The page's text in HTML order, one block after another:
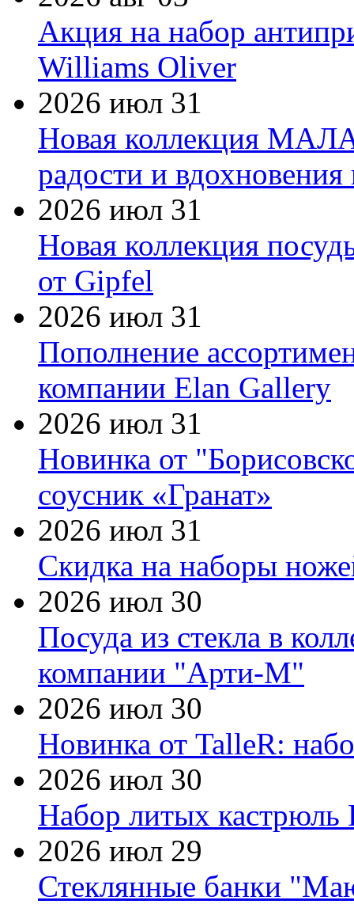
Акция на набор
Williams Oliver
2026 июл 31
Новая коллекция
радости и
2026 июл 31
Новая коллекция
от Gipfel
2026 июл 31
Пополнение
компании Elan Gallery
2026 июл 31
Новинка от
соусник «Гранат»
2026 июл 31
Скидка на наборы
2026 июл 30
Посуда из стекла в
компании "Арти-М"
2026 июл 30
Новинка от TalleR:
2026 июл 30
Набор литых кастрюль
2026 июл 29
Стеклянные банки